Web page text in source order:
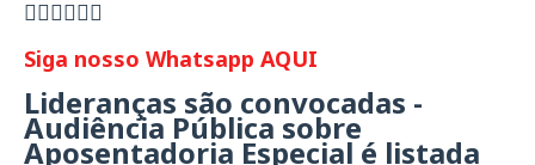
👇🏻👇🏻👇🏻
Siga nosso Whatsapp AQUI
Lideranças são convocadas -
Audiência Pública sobre
Aposentadoria Especial é listada